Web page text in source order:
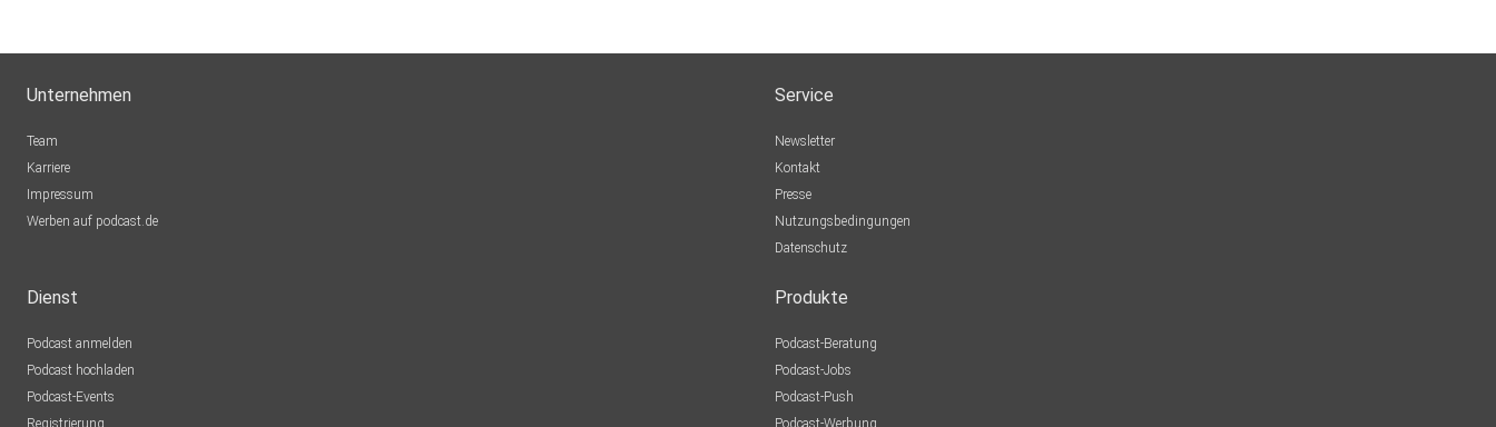
Unternehmen
Team
Karriere
Impressum
Werben auf podcast.de
Service
Newsletter
Kontakt
Presse
Nutzungsbedingungen
Datenschutz
Dienst
Podcast anmelden
Podcast hochladen
Podcast-Events
Registrierung
Produkte
Podcast-Beratung
Podcast-Jobs
Podcast-Push
Podcast-Werbung